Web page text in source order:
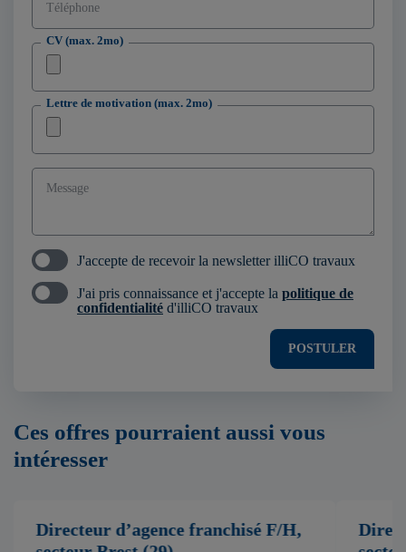
Téléphone
CV (max. 2mo)
Lettre de motivation (max. 2mo)
Message
J'accepte de recevoir la newsletter illiCO travaux
J'ai pris connaissance et j'accepte la politique de
confidentialité d'illiCO travaux
POSTULER
Ces offres pourraient aussi vous
intéresser
Directeur d’agence franchisé F/H,